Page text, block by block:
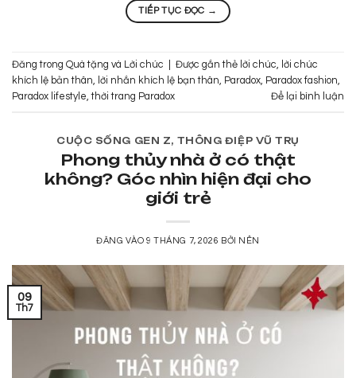
TIẾP TỤC ĐỌC →
Đăng trong Quà tặng và Lời chúc Được gắn thẻ lời chúc, lời chúc
khích lệ bản thân, lời nhắn khích lệ bạn thân, Paradox, Paradox fashion,
Paradox lifestyle,thời trang Paradox Để lại bình luận
CUỘC SỐNG GEN Z, THÔNG ĐIỆP VŨ TRỤ
Phong thủy nhà ở có thật
không? Góc nhìn hiện đại cho
giới trẻ
ĐĂNG VÀO9 THÁNG 7, 2026 BỞI NÊN
09
Th7